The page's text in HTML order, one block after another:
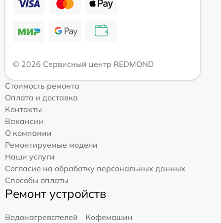
© 2026 Сервисный центр REDMOND
Стоимость ремонта
Оплата и доставка
Контакты
Вакансии
О компании
Ремонтируемые модели
Наши услуги
Согласие на обработку персональных данных
Способы оплаты
Ремонт устройств
Водонагревателей
Кофемашин